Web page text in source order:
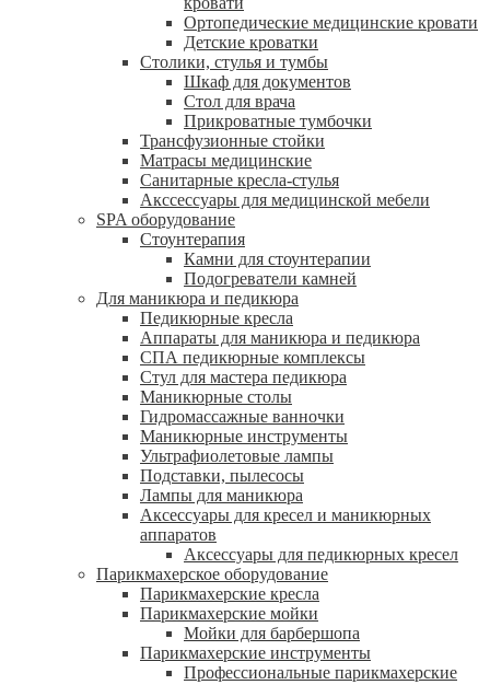
Ортопедические медицинские кровати
Детские кроватки
Столики, стулья и тумбы
Шкаф для документов
Стол для врача
Прикроватные тумбочки
Трансфузионные стойки
Матрасы медицинские
Санитарные кресла-стулья
Акссессуары для медицинской мебели
SPA оборудование
Стоунтерапия
Камни для стоунтерапии
Подогреватели камней
Для маникюра и педикюра
Педикюрные кресла
Аппараты для маникюра и педикюра
СПА педикюрные комплексы
Стул для мастера педикюра
Маникюрные столы
Гидромассажные ванночки
Маникюрные инструменты
Ультрафиолетовые лампы
Подставки, пылесосы
Лампы для маникюра
Аксессуары для кресел и маникюрных
аппаратов
Аксессуары для педикюрных кресел
Парикмахерское оборудование
Парикмахерские кресла
Парикмахерские мойки
Мойки для барбершопа
Парикмахерские инструменты
Профессиональные парикмахерские